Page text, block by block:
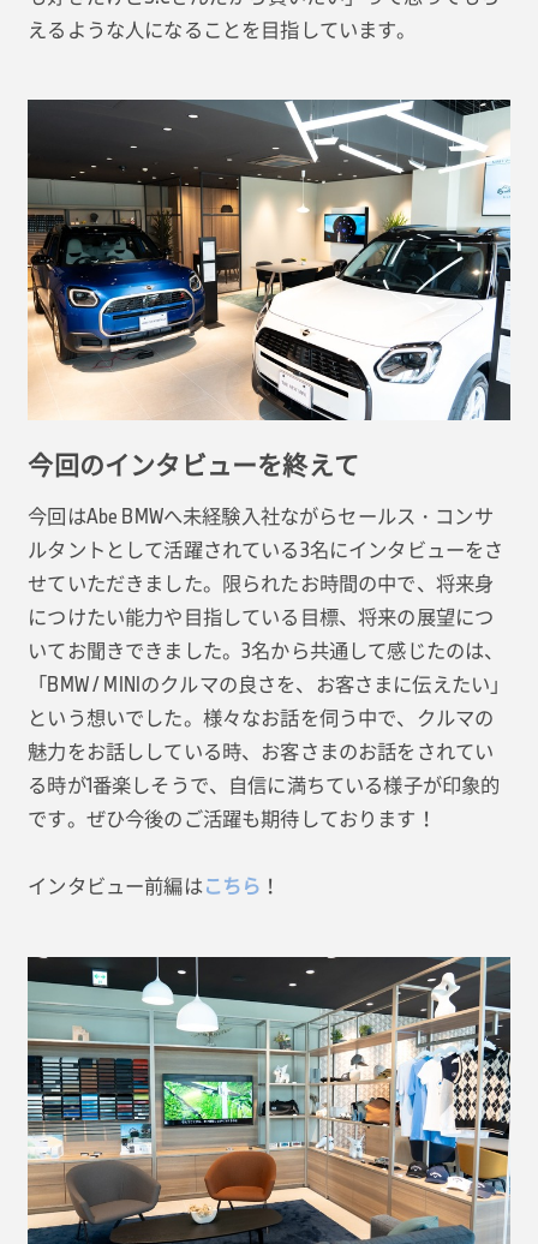
えるような人になることを目指しています。
今回のインタビューを終えて
今回はAbe BMWへ未経験入社ながらセールス・コンサ
ルタントとして活躍されている3名にインタビューをさ
せていただきました。限られたお時間の中で、将来身
につけたい能力や目指している目標、将来の展望につ
いてお聞きできました。3名から共通して感じたのは、
「BMW / MINIのクルマの良さを、お客さまに伝えたい」
という想いでした。様々なお話を伺う中で、クルマの
魅力をお話ししている時、お客さまのお話をされてい
る時が1番楽しそうで、自信に満ちている様子が印象的
です。ぜひ今後のご活躍も期待しております！
インタビュー前編はこちら ！